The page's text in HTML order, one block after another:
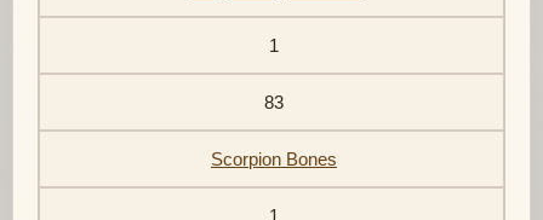
1
83
Scorpion Bones
1